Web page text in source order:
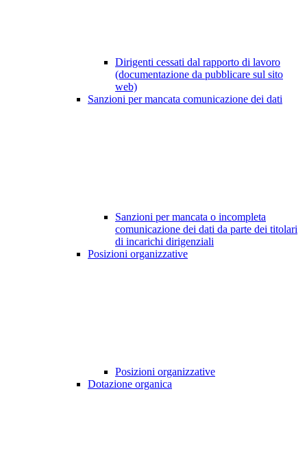
Dirigenti cessati dal rapporto di lavoro
(documentazione da pubblicare sul sito
web)
Sanzioni per mancata comunicazione dei dati
Sanzioni per mancata o incompleta
comunicazione dei dati da parte dei titolari
di incarichi dirigenziali
Posizioni organizzative
Posizioni organizzative
Dotazione organica